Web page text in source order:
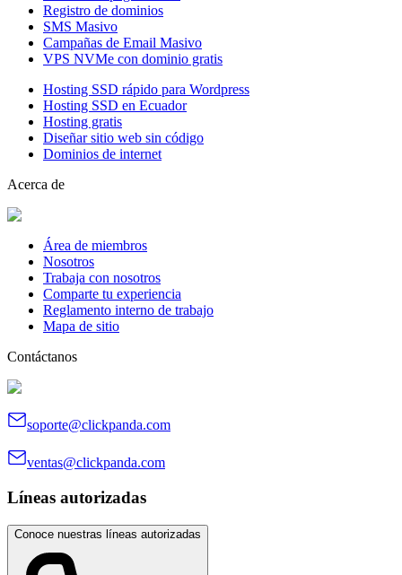
Registro de dominios
SMS Masivo
Campañas de Email Masivo
VPS NVMe con dominio gratis
Hosting SSD rápido para Wordpress
Hosting SSD en Ecuador
Hosting gratis
Diseñar sitio web sin código
Dominios de internet
Acerca de
Área de miembros
Nosotros
Trabaja con nosotros
Comparte tu experiencia
Reglamento interno de trabajo
Mapa de sitio
Contáctanos
soporte@clickpanda.com
ventas@clickpanda.com
Líneas autorizadas
Conoce nuestras líneas autorizadas